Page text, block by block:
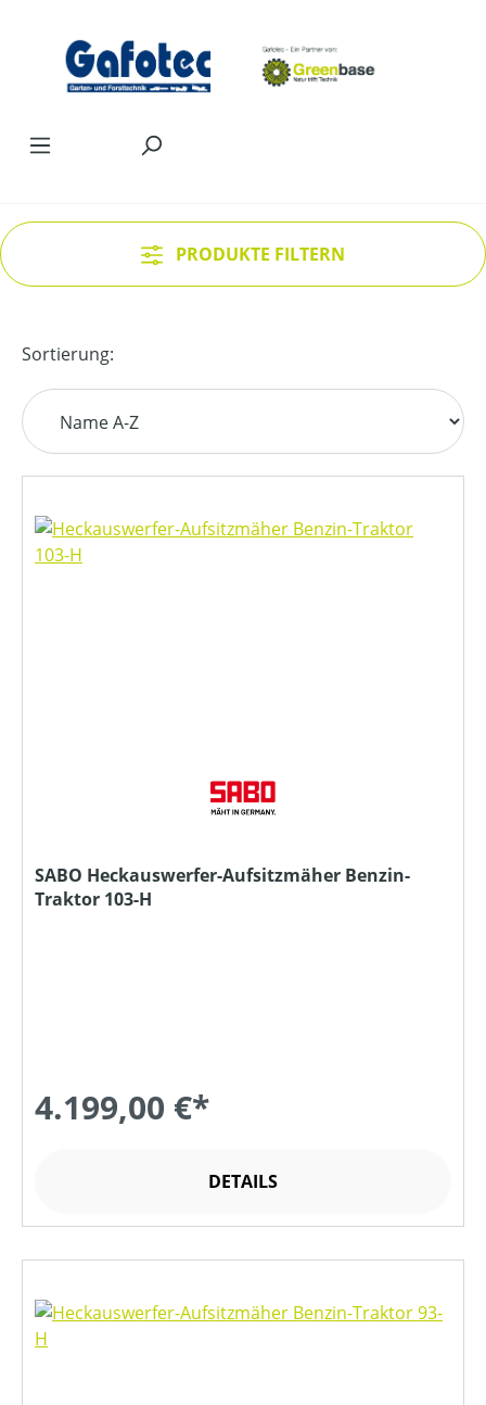
PRODUKTE FILTERN
Sortierung:
SABO Heckauswerfer-Aufsitzmäher Benzin-
Traktor 103-H
4.199,00 €*
DETAILS